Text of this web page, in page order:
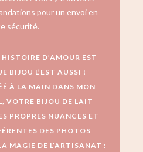
pour un envoi en
sécurité.
D’AMOUR EST
BIJOU L’EST AUSSI !
À LA MAIN DANS MON
VOTRE BIJOU DE LAIT
PROPRES NUANCES ET
DES PHOTOS
MAGIE DE L’ARTISANAT :